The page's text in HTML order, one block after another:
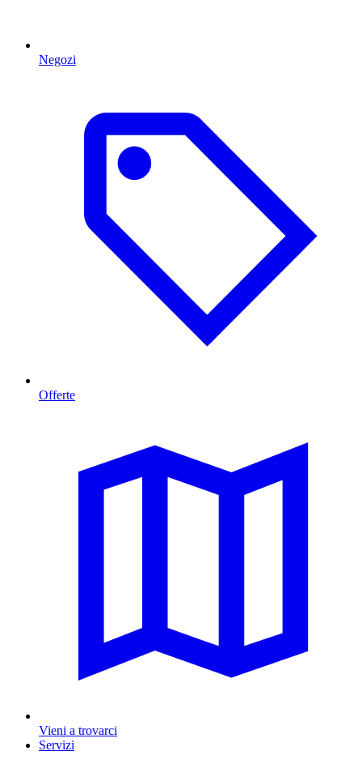
Negozi
Offerte
Vieni a trovarci
Servizi